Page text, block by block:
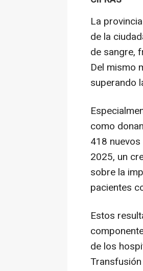
La
de la
de sangre,
Del mismo
superando
como
418
2025, un
sobre la
pacientes
Estos
de los